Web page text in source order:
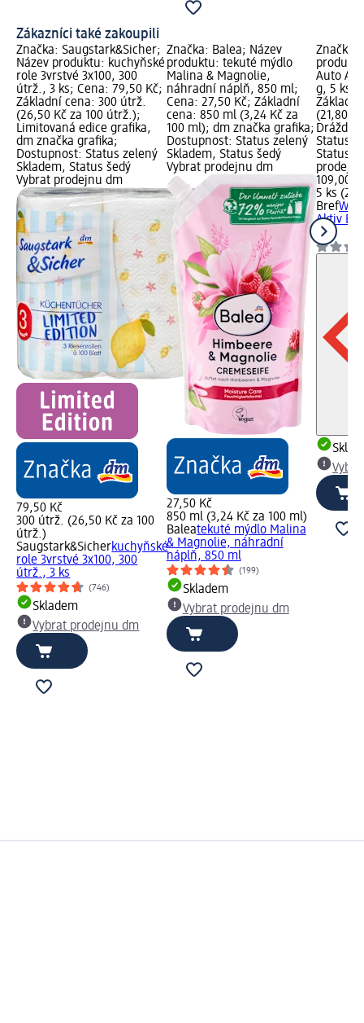
Zákazníci také zakoupili
Značka: Saugstark&Sicher;
Název produktu: kuchyňské
role 3vrstvé 3x100, 300
útrž., 3 ks; Cena: 79,50 Kč;
Základní cena: 300 útrž.
(26,50 Kč za 100 útrž.);
Limitovaná edice grafika,
dm značka grafika;
Dostupnost: Status zelený
Skladem, Status šedý
Vybrat prodejnu dm
79,50 Kč
300 útrž. (26,50 Kč za 100
útrž.)
Saugstark&Sicherkuchyňské
role 3vrstvé 3x100, 300
útrž., 3 ks
(746)
Skladem
Vybrat prodejnu dm
Značka: Balea; Název
produktu: tekuté mýdlo
Malina & Magnolie,
náhradní náplň, 850 ml;
Cena: 27,50 Kč; Základní
cena: 850 ml (3,24 Kč za
100 ml); dm značka grafika;
Dostupnost: Status zelený
Skladem, Status šedý
Vybrat prodejnu dm
27,50 Kč
850 ml (3,24 Kč za 100 ml)
Baleatekuté mýdlo Malina
& Magnolie, náhradní
náplň, 850 ml
(199)
Skladem
Vybrat prodejnu dm
Značka:
Auto
g, 5 ks;
(21,80
Status
Status
109,00
5 ks
BrefWC
Aktiv
ks